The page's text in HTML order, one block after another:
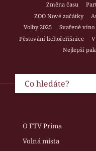
Změna času
ZOO Nové začátky
Volby 2025
Svařené víno
Pěstování lichořeřišnice
Nejlepší
O FTV Prima
Volná místa